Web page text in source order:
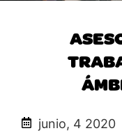
junio, 4 2020